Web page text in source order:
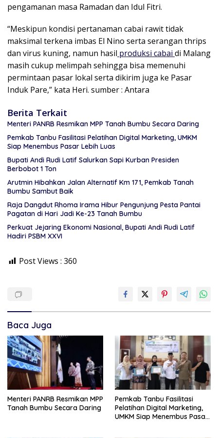
pengamanan masa Ramadan dan Idul Fitri.
“Meskipun kondisi pertanaman cabai rawit tidak
maksimal terkena imbas El Nino serta serangan thrips
dan virus kuning, namun hasil produksi cabai di Malang
masih cukup melimpah sehingga bisa memenuhi
permintaan pasar lokal serta dikirim juga ke Pasar
Induk Pare,” kata Heri. sumber : Antara
Berita Terkait
Menteri PANRB Resmikan MPP Tanah Bumbu Secara Daring
Pemkab Tanbu Fasilitasi Pelatihan Digital Marketing, UMKM
Siap Menembus Pasar Lebih Luas
Bupati Andi Rudi Latif Salurkan Sapi Kurban Presiden
Berbobot 1 Ton
Arutmin Hibahkan Jalan Alternatif Km 171, Pemkab Tanah
Bumbu Sambut Baik
Raja Dangdut Rhoma Irama Hibur Pengunjung Pesta Pantai
Pagatan di Hari Jadi Ke-23 Tanah Bumbu
Perkuat Jejaring Ekonomi Nasional, Bupati Andi Rudi Latif
Hadiri PSBM XXVI
Post Views : 360
Baca Juga
Menteri PANRB Resmikan MPP
Tanah Bumbu Secara Daring
Pemkab Tanbu Fasilitasi
Pelatihan Digital Marketing,
UMKM Siap Menembus Pasar